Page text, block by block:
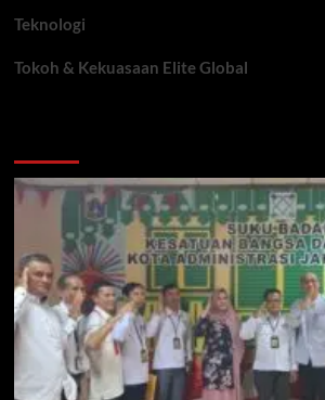
Teknologi
Tokoh & Kekuasaan Elite Global